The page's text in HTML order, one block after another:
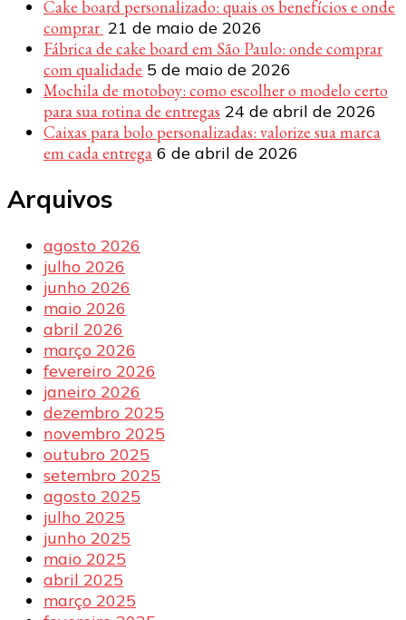
Cake board personalizado: quais os benefícios e onde
comprar 21 de maio de 2026
Fábrica de cake board em São Paulo: onde comprar
com qualidade 5 de maio de 2026
Mochila de motoboy: como escolher o modelo certo
para sua rotina de entregas 24 de abril de 2026
Caixas para bolo personalizadas: valorize sua marca
em cada entrega 6 de abril de 2026
Arquivos
agosto 2026
julho 2026
junho 2026
maio 2026
abril 2026
março 2026
fevereiro 2026
janeiro 2026
dezembro 2025
novembro 2025
outubro 2025
setembro 2025
agosto 2025
julho 2025
junho 2025
maio 2025
abril 2025
março 2025